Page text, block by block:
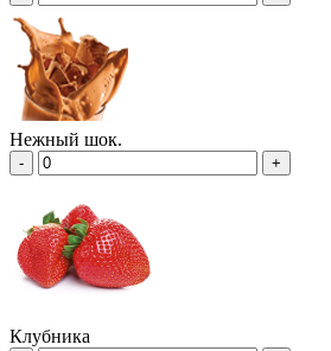
Нежный шок.
- +
Клубника